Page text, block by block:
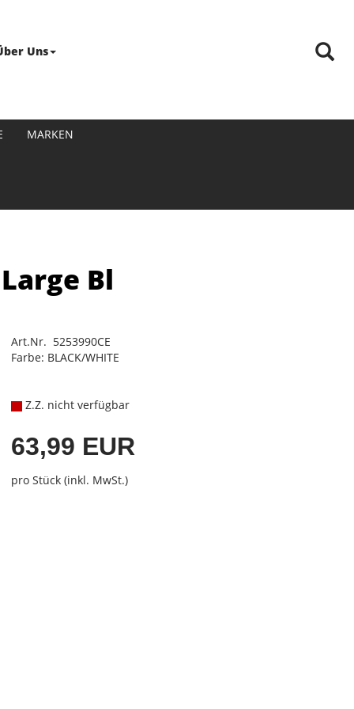
Uns
MARKEN
Bl
Art.Nr. 5253990CE
Farbe: BLACK/WHITE
Z.Z. nicht verfügbar
63,99 EUR
pro Stück (inkl. MwSt.)